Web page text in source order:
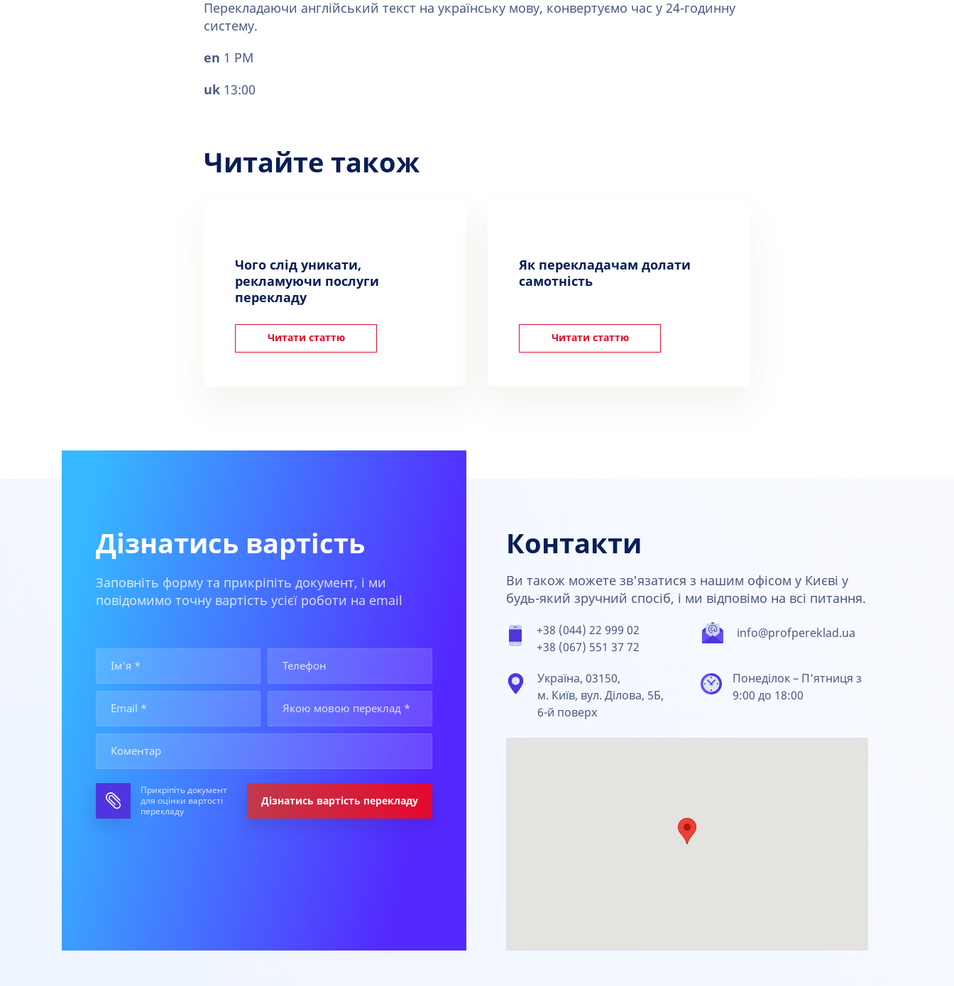
Перекладаючи англійський текст на українську мову, конвертуємо час у 24-годинну
систему.⁠
en 1 PM⁠
uk 13:00⁠
Читайте також
Чого слід уникати,
рекламуючи послуги
перекладу
Читати статтю
Як перекладачам долати
самотність
Читати статтю
Дізнатись вартість
Заповніть форму та прикріпіть документ, і ми
повідомимо точну вартість усієї роботи на email
Прикріпіть документ
для оцінки вартості
перекладу
Дізнатись вартість перекладу
Контакти
Ви також можете зв'язатися з нашим офісом у Києві у
будь-який зручний спосіб, і ми відповімо на всі питання.
+38 (044) 22 999 02
+38 (067) 551 37 72
info@profpereklad.ua
Україна, 03150,
м. Київ, вул. Ділова, 5Б,
6-й поверх
Понеділок – П'ятниця з
9:00 до 18:00